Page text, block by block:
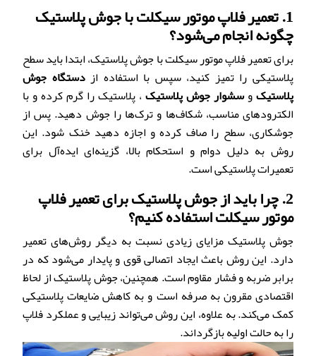
1. تعمیر فلاپ موتور سیکلت با جوش پلاستیک
چگونه انجام می‌شود؟
برای تعمیر فلاپ موتور سیکلت با جوش پلاستیک، ابتدا باید سطح
پلاستیکی را تمیز کنید، سپس با استفاده ازدستگاه جوش
پلاستیکوسشوار جوش پلاستیک، پلاستیک را گرم کرده و با
الکترودهای مناسب، شکاف‌ها و ترک‌ها را جوش دهید. پس از
جوشکاری، سطح را صاف کرده و اجازه دهید خنک شود. این
روش به دلیل دوام و استحکام بالا، گزینه‌ای ایده‌آل برای
تعمیرات پلاستیکی است.
2. چرا باید از جوش پلاستیک برای تعمیر فلاپ
موتور سیکلت استفاده کنیم؟
جوش پلاستیک مزایای زیادی نسبت به دیگر روش‌های تعمیر
دارد. این روش باعث ایجاد اتصالی قوی و پایدار می‌شود که در
برابر ضربه و فشار مقاوم است. همچنین، جوش پلاستیک از لحاظ
اقتصادی مقرون به صرفه است و به کاهش ضایعات پلاستیکی
کمک می‌کند. به علاوه، این روش می‌تواند زیبایی و عملکرد فلاپ
را به حالت اولیه بازگرداند.